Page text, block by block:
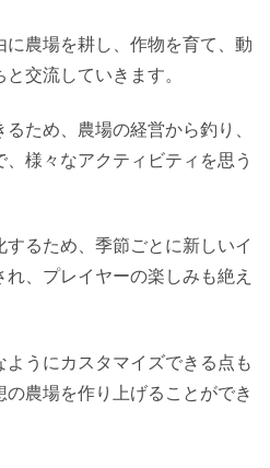
に農場を耕し、作物を育て、動
交流していきます。
ため、農場の経営から釣り、
様々なアクティビティを思う
るため、季節ごとに新しいイ
、プレイヤーの楽しみも絶え
ようにカスタマイズできる点も
農場を作り上げることができ